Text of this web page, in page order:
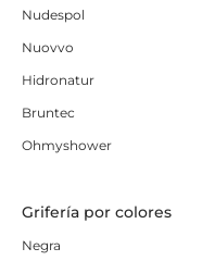
Nudespol
Nuovvo
Hidronatur
Bruntec
Ohmyshower
Grifería por colores
Negra